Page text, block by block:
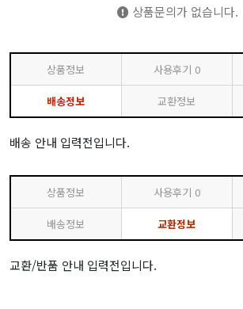
상품문의가 없습니다.
상품정보 사용후기 0
배송정보 교환정보
배송 안내 입력전입니다.
상품정보 사용후기 0
배송정보 교환정보
교환/반품 안내 입력전입니다.